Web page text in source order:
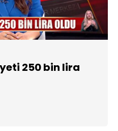
250 bin lira